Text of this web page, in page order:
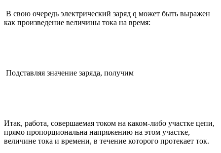
В свою очередь электрический заряд q может быть выражен
как произведение величины тока на время:
Подставляя значение заряда, получим
Итак, работа, совершаемая током на каком-либо участке цепи,
прямо пропорциональна напряжению на этом участке,
величине тока и времени, в течение которого протекает ток.